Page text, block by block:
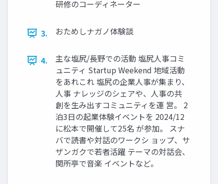
研修のコーディネーター
3. おためしナガノ体験談
4.
主な塩尻/長野での活動 塩尻人事コミ
ュニティ Startup Weekend 地域活動
をあれこれ 塩尻の企業人事が集まり、
人事 ナレッジのシェアや、人事の共
創を生み出すコミュニティを運 営。 2
泊3日の起業体験イベントを 2024/12
に松本で開催して25名 が参加。 スナ
バで読書や対話のワークシ ョップ、サ
ザンガクで若者活躍 テーマの対話会、
関所亭で音楽 イベントなど。